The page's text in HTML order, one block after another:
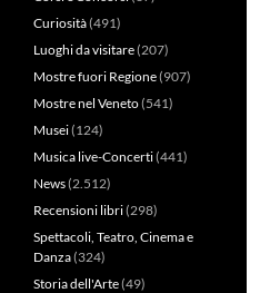
Curiosità(491)
Luoghi da visitare(207)
Mostre fuori Regione(907)
Mostre nel Veneto(541)
Musei(124)
Musica live-Concerti(441)
News(2.512)
Recensioni libri(298)
Spettacoli, Teatro, Cinema e
Danza(324)
Storia dell'Arte(49)